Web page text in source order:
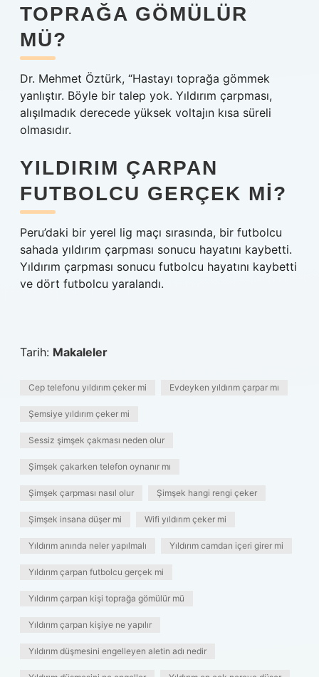
TOPRAĞA GÖMÜLÜR
MÜ?
Dr. Mehmet Öztürk, “Hastayı toprağa gömmek
yanlıştır. Böyle bir talep yok. Yıldırım çarpması,
alışılmadık derecede yüksek voltajın kısa süreli
olmasıdır.
YILDIRIM ÇARPAN
FUTBOLCU GERÇEK MI?
Peru’daki bir yerel lig maçı sırasında, bir futbolcu
sahada yıldırım çarpması sonucu hayatını kaybetti.
Yıldırım çarpması sonucu futbolcu hayatını kaybetti
ve dört futbolcu yaralandı.
Tarih: Makaleler
Cep telefonu yıldırım çeker mi Evdeyken yıldırım çarpar mı
Şemsiye yıldırım çeker mi
Sessiz şimşek çakması neden olur
Şimşek çakarken telefon oynanır mı
Şimşek çarpması nasıl olur Şimşek hangi rengi çeker
Şimşek insana düşer mi Wifi yıldırım çeker mi
Yıldırım anında neler yapılmalı Yıldırım camdan içeri girer mi
Yıldırım çarpan futbolcu gerçek mi
Yıldırım çarpan kişi toprağa gömülür mü
Yıldırım çarpan kişiye ne yapılır
Yıldırım düşmesini engelleyen aletin adı nedir